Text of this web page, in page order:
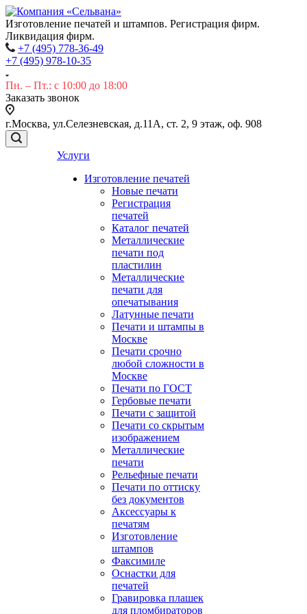
Изготовление печатей и штампов. Регистрация фирм.
Ликвидация фирм.
+7 (495) 778-36-49
+7 (495) 978-10-35
Пн. – Пт.: с 10:00 до 18:00
Заказать звонок
г.Москва, ул.Селезневская, д.11А, ст. 2, 9 этаж, оф. 908
Услуги
Изготовление печатей
Новые печати
Регистрация
печатей
Каталог печатей
Металлические
печати под
пластилин
Металлические
печати для
опечатывания
Латунные печати
Печати и штампы в
Москве
Печати срочно
любой сложности в
Москве
Печати по ГОСТ
Гербовые печати
Печати с защитой
Печати со скрытым
изображением
Металлические
печати
Рельефные печати
Печати по оттиску
без документов
Аксессуары к
печатям
Изготовление
штампов
Факсимиле
Оснастки для
печатей
Гравировка плашек
для пломбираторов